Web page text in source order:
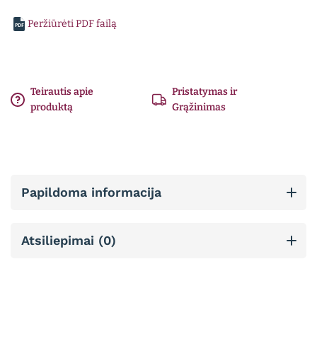
PDF Peržiūrėti PDF failą
Teirautis apie
produktą
Pristatymas ir
Grąžinimas
Papildoma informacija
Atsiliepimai (0)